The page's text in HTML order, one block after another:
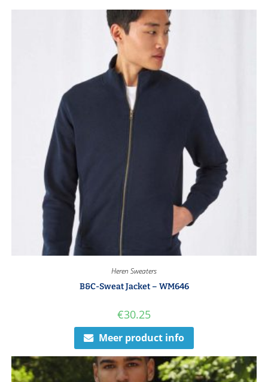
Heren Sweaters
B&C-Sweat Jacket – WM646
€30.25
Meer product info